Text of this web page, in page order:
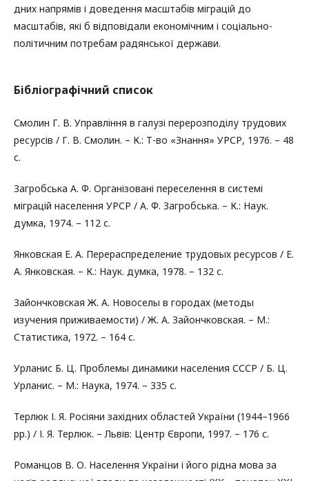
дних напрямів і доведення масштабів міграцій до
масштабів, які б відповідали економічним і соціально-
політичним потребам радянської держави.
Бібліографічний список
Смолин Г. В. Управління в галузі перерозподілу трудових
ресурсів / Г. В. Смолин. – К.: Т-во «Знання» УРСР, 1976. – 48
с.
Загробська А. Ф. Організовані переселення в системі
міграцій населення УРСР / А. Ф. Загробська. – К.: Наук.
думка, 1974. – 112 с.
Янковская Е. А. Перераспределение трудовых ресурсов / Е.
А. Янковская. – К.: Наук. думка, 1978. – 132 с.
Зайончковская Ж. А. Новоселы в городах (методы
изучения приживаемости) / Ж. А. Зайончковская. – М.:
Статистика, 1972. – 164 с.
Урланис Б. Ц. Проблемы динамики населения СССР / Б. Ц.
Урланис. – М.: Наука, 1974. – 335 с.
Терлюк І. Я. Росіяни західних областей України (1944–1966
рр.) / І. Я. Терлюк. – Львів: Центр Європи, 1997. – 176 c.
Романцов В. О. Населення України і його рідна мова за